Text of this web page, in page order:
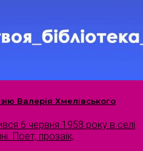
Валерія Хмелівського
6 червня 1958 року в селі
Поет, прозаїк,